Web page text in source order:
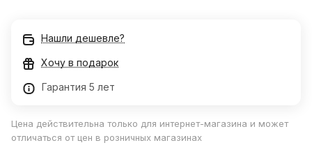
Нашли дешевле?
Хочу в подарок
Гарантия 5 лет
Цена действительна только для интернет-магазина и может
отличаться от цен в розничных магазинах